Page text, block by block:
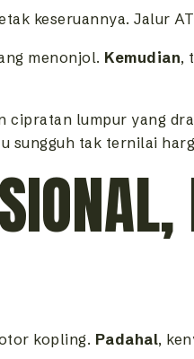
keseruannya. Jalur
menonjol. Kemudian,
cipratan lumpur yang
sungguh tak ternilai
kopling. Padahal,